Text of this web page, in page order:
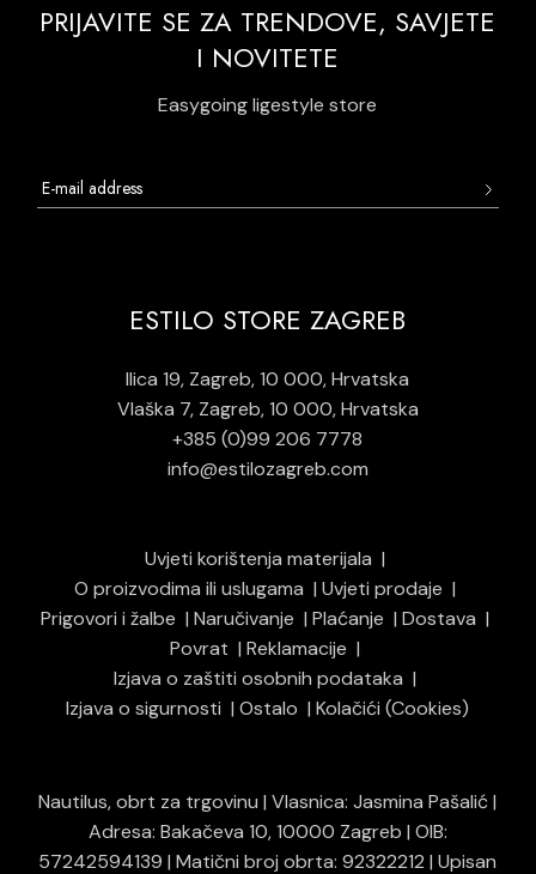
PRIJAVITE SE ZA TRENDOVE, SAVJETE
I NOVITETE
Easygoing ligestyle store
ESTILO STORE ZAGREB
Ilica 19, Zagreb, 10 000, Hrvatska
Vlaška 7, Zagreb, 10 000, Hrvatska
+385 (0)99 206 7778
info@estilozagreb.com
Uvjeti korištenja materijala
O proizvodima ili uslugama
Uvjeti prodaje
Prigovori i žalbe
Naručivanje Plaćanje
Dostava
Povrat
Reklamacije
Izjava o zaštiti osobnih podataka
Izjava o sigurnosti
Ostalo Kolačići (Cookies)
Nautilus, obrt za trgovinu | Vlasnica: Jasmina Pašalić |
Adresa: Bakačeva 10, 10000 Zagreb | OIB:
57242594139 | Matični broj obrta: 92322212 | Upisan